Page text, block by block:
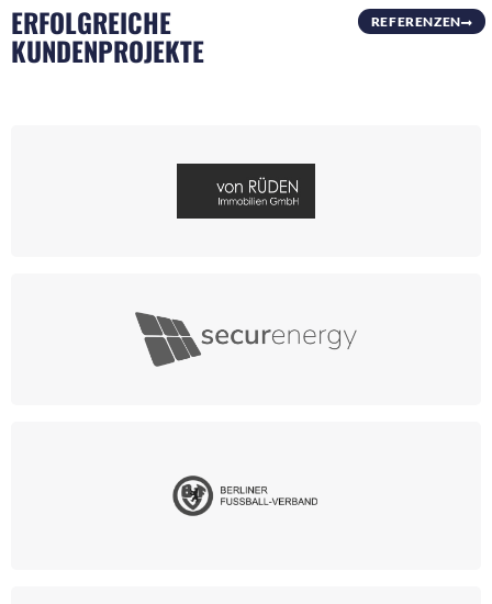
ERFOLGREICHE
KUNDENPROJEKTE
REFERENZEN